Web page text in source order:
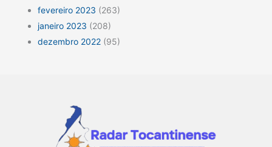
fevereiro 2023 (263)
janeiro 2023 (208)
dezembro 2022 (95)